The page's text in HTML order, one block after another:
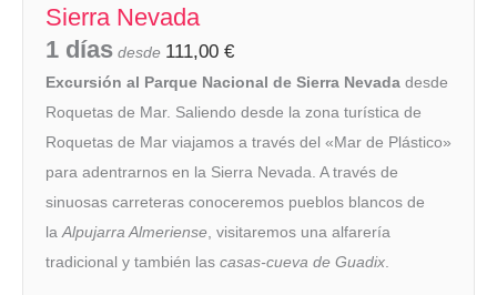
Sierra Nevada
1 días desde 111,00 €
Excursión al Parque Nacional de Sierra Nevada desde
Roquetas de Mar. Saliendo desde la zona turística de
Roquetas de Mar viajamos a través del «Mar de Plástico»
para adentrarnos en la Sierra Nevada. A través de
sinuosas carreteras conoceremos pueblos blancos de
la Alpujarra Almeriense , visitaremos una alfarería
tradicional y también las casas-cueva de Guadix